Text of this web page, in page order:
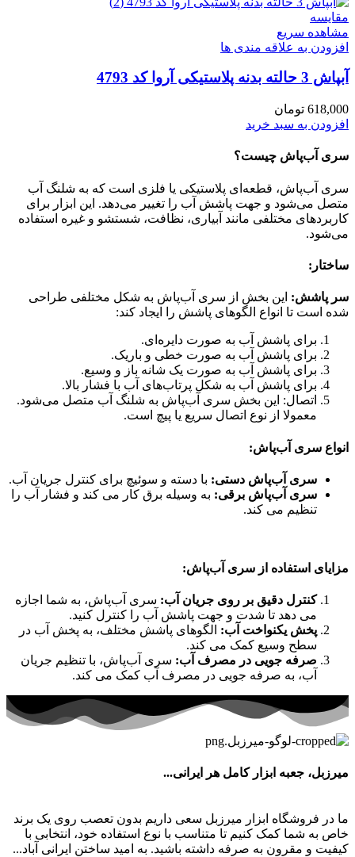
مقایسه
مشاهده سریع
افزودن به علاقه مندی ها
آبپاش 3 حالته بدنه پلاستیکی آروا کد 4793
618,000 تومان
افزودن به سبد خرید
سری آب‌پاش چیست؟
سری آب‌پاش، قطعه‌ای پلاستیکی یا فلزی است که به شلنگ آب
متصل می‌شود و جهت پاشش آب را تغییر می‌دهد. این ابزار برای
کاربردهای مختلفی مانند آبیاری، نظافت، شستشو و غیره استفاده
می‌شود.
ساختار:
سر پاشش: این بخش از سری آب‌پاش به شکل مختلفی طراحی
شده است تا انواع الگوهای پاشش را ایجاد کند:
برای پاشش آب به صورت دایره‌ای.
برای پاشش آب به صورت خطی و باریک.
برای پاشش آب به صورت یک شانه باز و وسیع.
برای پاشش آب به شکل پرتاب‌های آب با فشار بالا.
اتصال: این بخش سری آب‌پاش به شلنگ آب متصل می‌شود.
معمولا از نوع اتصال سریع یا پیچ است.
انواع سری آب‌پاش:
سری آب‌پاش دستی: با دسته و سوئیچ برای کنترل جریان آب.
سری آب‌پاش برقی: به وسیله برق کار می کند و فشار آب را
تنظیم می کند.
مزایای استفاده از سری آب‌پاش:
کنترل دقیق بر روی جریان آب: سری آب‌پاش، به شما اجازه
می دهد تا شدت و جهت پاشش آب را کنترل کنید.
پخش یکنواخت آب: الگوهای پاشش مختلف، به پخش آب در
سطح وسیع کمک می کند.
صرفه جویی در مصرف آب: سری آب‌پاش، با تنظیم جریان
آب، به صرفه جویی در مصرف آب کمک می کند.
میرزبل، جعبه ابزار کامل هر ایرانی...
ما در فروشگاه ابزار میرزبل سعی داریم بدون تعصب روی یک برند
خاص به شما کمک کنیم تا متناسب با نوع استفاده خود، انتخابی با
کیفیت و مقرون به صرفه داشته باشید. به امید ساختن ایرانی آباد...